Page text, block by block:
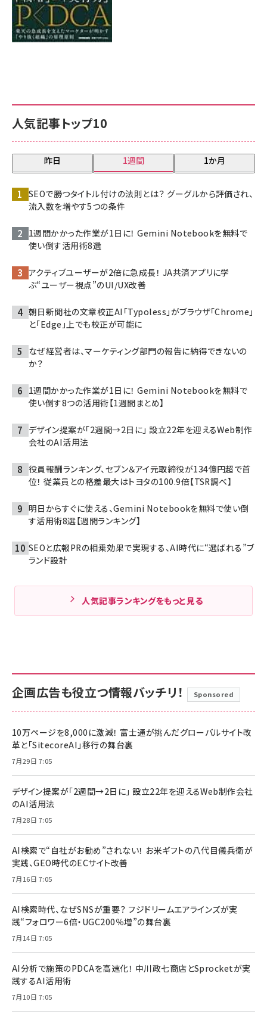
人気記事トップ10
昨日 1週間 1か月
SEOで勝つタイトル付けの法則とは？ グーグルから評価され、
流入数を増やす5つの条件
1週間かかった作業が1日に！ Gemini Notebookを無料で
使い倒す活用術8選
アクティブユーザーが2倍に急成長！ JA共済アプリに学
ぶ“ユーザー視点”のUI/UX改善
朝日新聞社の文章校正AI「Typoless」がブラウザ「Chrome」
と「Edge」上でも校正が可能に
なぜ経営者は、マーケティング部門の報告に納得できないの
か？
1週間かかった作業が1日に！ Gemini Notebookを無料で
使い倒す8つの活用術【1週間まとめ】
デザイン提案が「2週間→2日に」 設立22年を迎えるWeb制作
会社のAI活用法
役員報酬ランキング、セブン＆アイ元取締役が134億円超で首
位！ 従業員との格差最大はトヨタの100.9倍【TSR調べ】
明日からすぐに使える、Gemini Notebookを無料で使い倒
す活用術8選【週間ランキング】
SEOと広報PRの相乗効果で実現する、AI時代に“選ばれる”ブ
ランド設計
人気記事ランキングをもっと見る
企画広告も役立つ情報バッチリ！ Sponsored
10万ページを8,000に激減！ 富士通が挑んだグローバルサイト改
革と「SitecoreAI」移行の舞台裏
7月29日 7:05
デザイン提案が「2週間→2日に」 設立22年を迎えるWeb制作会社
のAI活用法
7月28日 7:05
AI検索で“自社がお勧め”されない！ お米ギフトの八代目儀兵衛が
実践、GEO時代のECサイト改善
7月16日 7:05
AI検索時代、なぜSNSが重要？ フジドリームエアラインズが実
践“フォロワー6倍・UGC200％増”の舞台裏
7月14日 7:05
AI分析で施策のPDCAを高速化！ 中川政七商店とSprocketが実
践するAI活用術
7月10日 7:05